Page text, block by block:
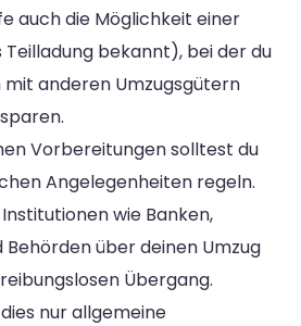
auch die Möglichkeit einer
Teilladung bekannt), bei der du
anderen Umzugsgütern
Vorbereitungen solltest du
Angelegenheiten regeln.
wie Banken,
über deinen Umzug
Übergang.
nur allgemeine